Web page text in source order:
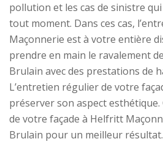
pollution et les cas de sinistre
tout moment. Dans ces cas,
Maçonnerie est à votre entière
prendre en main le ravalement
Brulain avec des prestations de
L’entretien régulier de votre
préserver son aspect
de votre façade à Helfritt
Brulain pour un meilleur résultat.